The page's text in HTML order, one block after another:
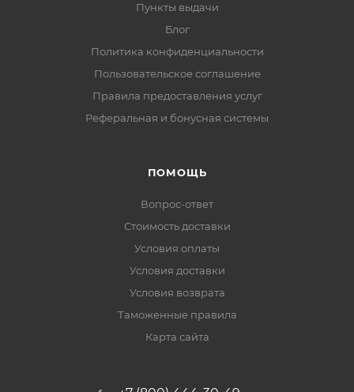
Пункты выдачи
Блог
Политика конфиденциальности
Пользовательское соглашение
Правила предоставления услуг
Реферальная и бонусная системы
ПОМОЩЬ
Вопрос-ответ
Стоимость доставки
Условия оплаты
Условия доставки
Условия возврата
Таможенные правила
Карта сайта